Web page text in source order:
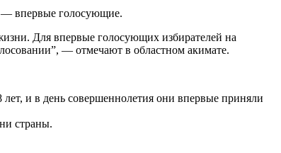
— впервые голосующие.
Для впервые голосующих избирателей на
— отмечают в областном акимате.
и в день совершеннолетия они впервые приняли
страны.